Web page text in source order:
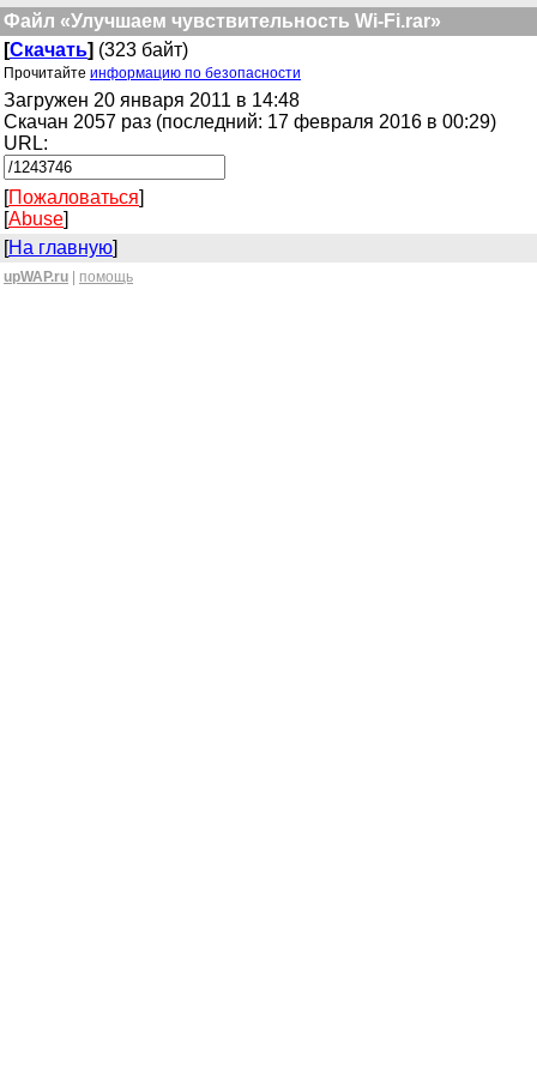
Файл «Улучшаем чувствительность Wi-Fi.rar»
[Скачать] (323 байт)
Прочитайте информацию по безопасности
Загружен 20 января 2011 в 14:48
Скачан 2057 раз (последний: 17 февраля 2016 в 00:29)
URL:
[Пожаловаться]
[Abuse]
[На главную]
upWAP.ru помощь